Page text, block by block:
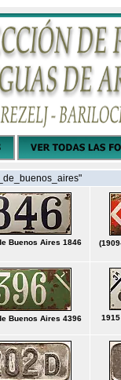
Buenos Aires 1846
Buenos Aires 4396